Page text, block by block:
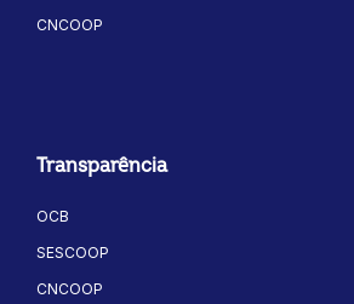
CNCOOP
Transparência
OCB
SESCOOP
CNCOOP